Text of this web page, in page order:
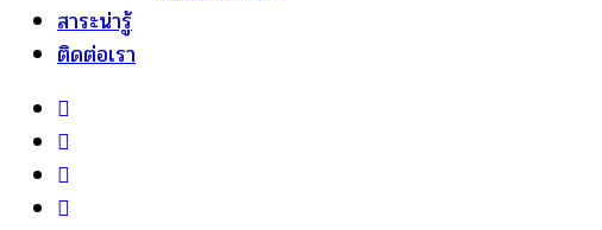
สาระน่ารู้
ติดต่อเรา